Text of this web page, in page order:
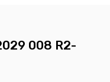
008 R2-